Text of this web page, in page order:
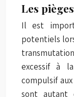
Les
Il est
potentiels
excessif à
compulsif
sont autant